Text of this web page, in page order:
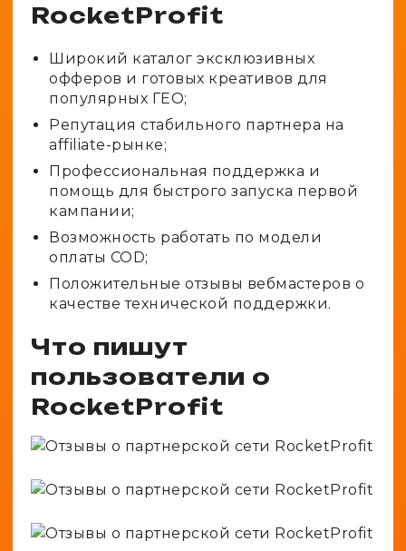
RocketProfit
Широкий каталог эксклюзивных
офферов и готовых креативов для
популярных ГЕО;
Репутация стабильного партнера на
affiliate-рынке;
Профессиональная поддержка и
помощь для быстрого запуска первой
кампании;
Возможность работать по модели
оплаты COD;
Положительные отзывы вебмастеров о
качестве технической поддержки.
Что пишут
пользователи о
RocketProfit